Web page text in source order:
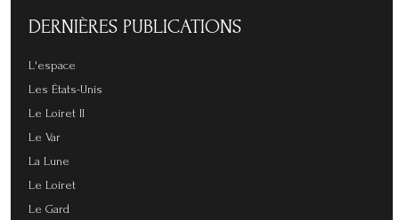
DERNIÈRES PUBLICATIONS
L'espace
Les États-Unis
Le Loiret II
Le Var
La Lune
Le Loiret
Le Gard